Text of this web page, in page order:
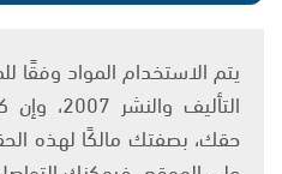
التأليف
حقك، بصفتك مالكًا لهذه